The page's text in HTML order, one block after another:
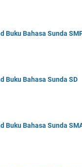
Buku Bahasa Sunda
Buku Bahasa Sunda SD
Buku Bahasa Sunda